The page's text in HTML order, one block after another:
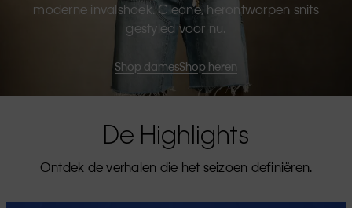
moderne invalshoek. Cleane, herontworpen snits
gestyled voor nu.
Shop damesShop heren
De Highlights
Ontdek de verhalen die het seizoen definiëren.